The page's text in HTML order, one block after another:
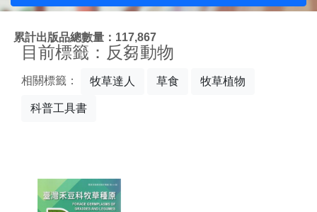
累計出版品總數量：117,867
目前標籤：反芻動物
相關標籤： 牧草達人 草食 牧草植物
科普工具書